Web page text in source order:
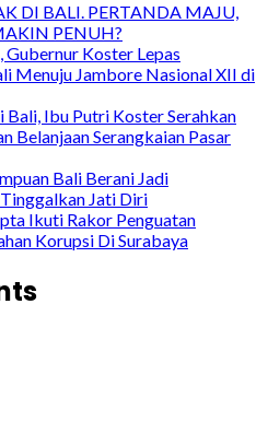
DI BALI. PERTANDA MAJU,
PENUH?
Koster Lepas
Menuju Jambore Nasional XII di
Bali, Ibu Putri Koster Serahkan
Belanjaan Serangkaian Pasar
Bali Berani Jadi
Jati Diri
Ikuti Rakor Penguatan
Korupsi Di Surabaya